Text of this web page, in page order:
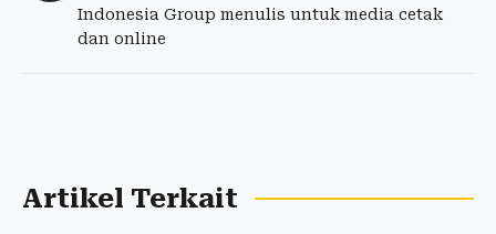
Indonesia Group menulis untuk media cetak
dan online
Artikel Terkait